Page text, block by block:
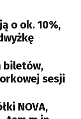
o ok. 10%,
biletów,
sesji
NOVA,